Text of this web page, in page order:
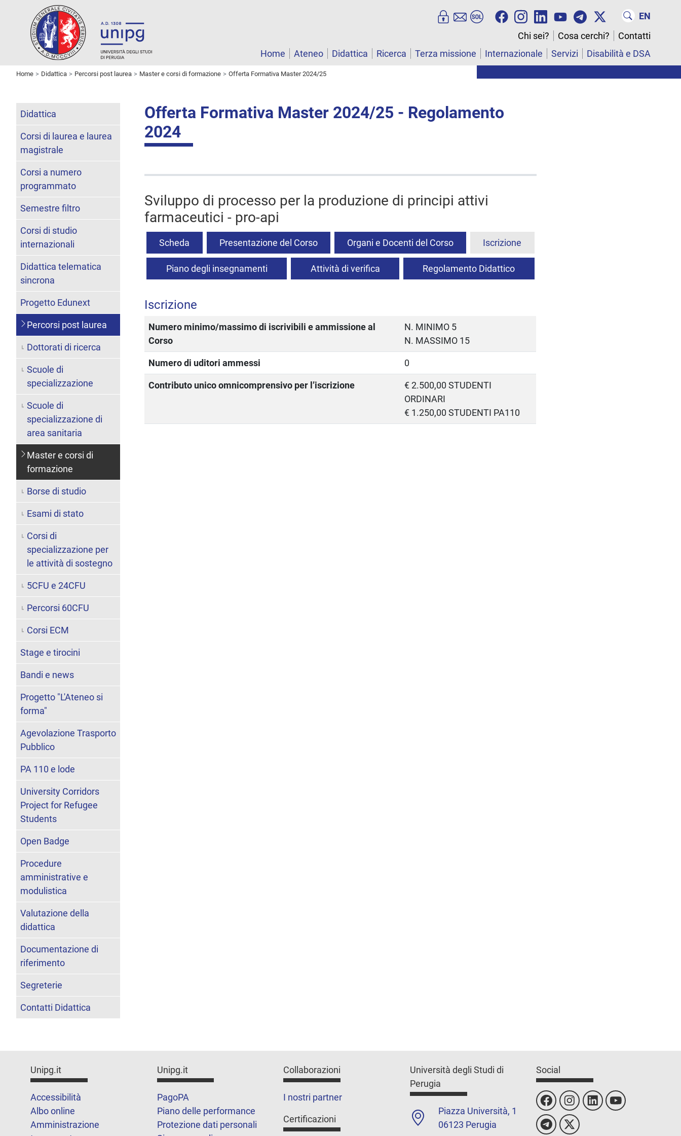
EN
Chi sei?
Cosa cerchi?
Contatti
Home
Ateneo Didattica Ricerca Terza missione Internazionale Servizi Disabilità e DSA
Home Didattica Percorsi post laurea Master e corsi di formazione Offerta Formativa Master 2024/25
Offerta Formativa Master 2024/25 - Regolamento
2024
Sviluppo di processo per la produzione di principi attivi
farmaceutici - pro-api
Scheda Presentazione del Corso Organi e Docenti del Corso Iscrizione
Piano degli insegnamenti Attività di verifica Regolamento Didattico
Iscrizione
Numero minimo/massimo di iscrivibili e ammissione al
Corso
N. MINIMO 5
N. MASSIMO 15
Numero di uditori ammessi 0
Contributo unico omnicomprensivo per l’iscrizione
€ 2.500,00 STUDENTI
ORDINARI
€ 1.250,00 STUDENTI PA110
Didattica
Corsi di laurea e laurea
magistrale
Corsi a numero
programmato
Semestre filtro
Corsi di studio
internazionali
Didattica telematica
sincrona
Progetto Edunext
Percorsi post laurea
Dottorati di ricerca
Scuole di
specializzazione
Scuole di
specializzazione di
area sanitaria
Master e corsi di
formazione
Borse di studio
Esami di stato
Corsi di
specializzazione per
le attività di sostegno
5CFU e 24CFU
Percorsi 60CFU
Corsi ECM
Stage e tirocini
Bandi e news
Progetto "L'Ateneo si
forma"
Agevolazione Trasporto
Pubblico
PA 110 e lode
University Corridors
Project for Refugee
Students
Open Badge
Procedure
amministrative e
modulistica
Valutazione della
didattica
Documentazione di
riferimento
Segreterie
Contatti Didattica
Unipg.it
Accessibilità
Albo online
Amministrazione
Unipg.it
PagoPA
Piano delle performance
Protezione dati personali
Collaborazioni
I nostri partner
Certificazioni
Università degli Studi di
Perugia
Piazza Università, 1
06123 Perugia
Social